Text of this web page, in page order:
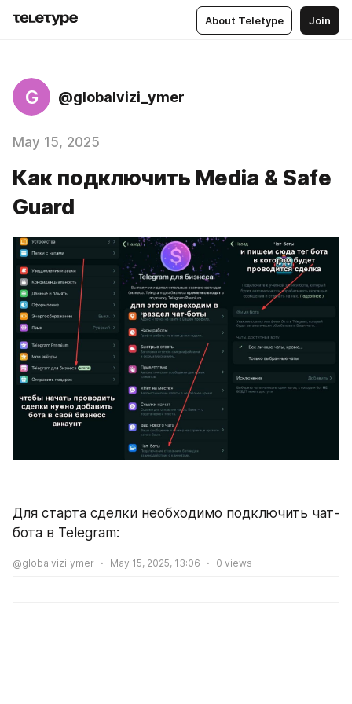
About Teletype Join
G @globalvizi_ymer
May 15, 2025
Как подключить Media & Safe
Guard
Для старта сделки необходимо подключить чат-
бота в Telegram:
@globalvizi_ymer May 15, 2025, 13:06 0 views